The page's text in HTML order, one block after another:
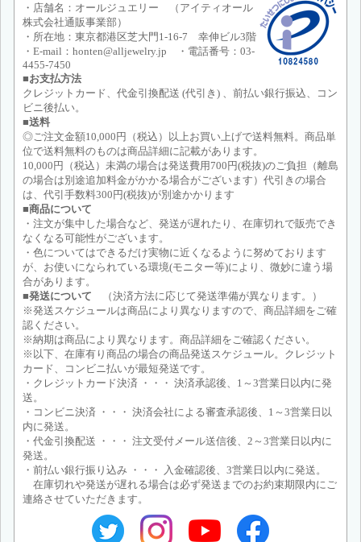
・店舗名：オールジュエリー （アイティオール
株式会社通販事業部）
・所在地：東京都港区芝大門1-16-7 幸伸ビル3階
・E-mail：honten@alljewelry.jp ・電話番号：03-
4455-7450
■お支払方法
クレジットカード、代金引換配送 (代引き) 、前払い銀行振込、コン
ビニ後払い。
■送料
◎ご注文金額10,000円（税込）以上お買い上げで送料無料。商品単
位で送料無料のものは商品詳細に記載があります。
10,000円（税込）未満の場合は発送費用700円(税抜)のご負担（離島
の場合は別途追加料金がかかる場合がございます）代引きの場合
は、代引手数料300円(税抜)が別途かかります
■商品について
・注文が集中した場合など、発送が遅れたり、在庫切れで販売でき
なくなる可能性がございます。
・色についてはできるだけ実物に近くなるように努めております
が、お使いになられている環境(モニター等)により、微妙に違う場
合があります。
■発送について （決済方法に応じて発送準備が異なります。）
※発送スケジュールは商品により異なりますので、商品詳細をご確
認ください。
※納期は商品により異なります。商品詳細をご確認ください。
※以下、在庫有り商品の場合の商品発送スケジュール。クレジット
カード、コンビニ払いが最短発送です。
・クレジットカード決済 ・・・ 決済承認後、1～3営業日以内に発
送。
・コンビニ決済 ・・・ 決済会社による審査承認後、1～3営業日以
内に発送。
・代金引換配送 ・・・ 注文受付メール送信後、2～3営業日以内に
発送。
・前払い銀行振り込み ・・・ 入金確認後、3営業日以内に発送。
在庫切れや発送が遅れる場合は必ず発送までのお約束期限内にご
連絡させていただきます。